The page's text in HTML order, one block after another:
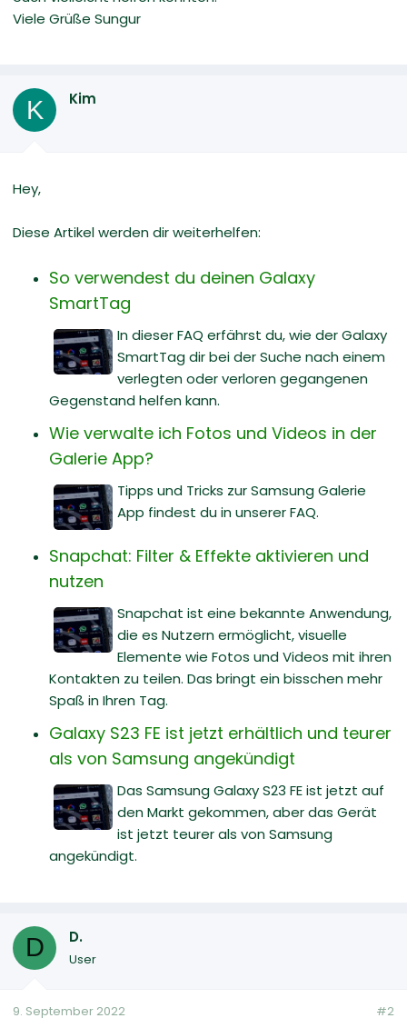
Viele Grüße Sungur
K Kim
Hey,
Diese Artikel werden dir weiterhelfen:
So verwendest du deinen Galaxy
SmartTag
In dieser FAQ erfährst du, wie der Galaxy
SmartTag dir bei der Suche nach einem
verlegten oder verloren gegangenen
Gegenstand helfen kann.
Wie verwalte ich Fotos und Videos in der
Galerie App?
Tipps und Tricks zur Samsung Galerie
App findest du in unserer FAQ.
Snapchat: Filter & Effekte aktivieren und
nutzen
Snapchat ist eine bekannte Anwendung,
die es Nutzern ermöglicht, visuelle
Elemente wie Fotos und Videos mit ihren
Kontakten zu teilen. Das bringt ein bisschen mehr
Spaß in Ihren Tag.
Galaxy S23 FE ist jetzt erhältlich und teurer
als von Samsung angekündigt
Das Samsung Galaxy S23 FE ist jetzt auf
den Markt gekommen, aber das Gerät
ist jetzt teurer als von Samsung
angekündigt.
D D.
User
9. September 2022 #2